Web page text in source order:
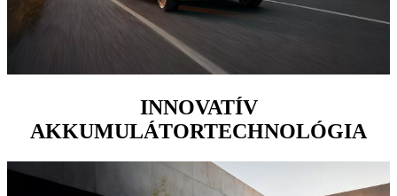
INNOVATÍV
AKKUMULÁTORTECHNOLÓGIA